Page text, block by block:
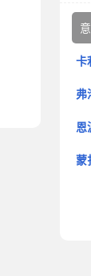
卡
弗
恩
蒙